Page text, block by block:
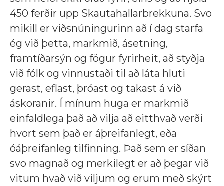
450 ferðir upp Skautahallarbrekkuna. Svo
mikill er viðsnúningurinn að í dag starfa
ég við þetta, markmið, ásetning,
framtíðarsýn og fögur fyrirheit, að styðja
við fólk og vinnustaði til að láta hluti
gerast, eflast, þróast og takast á við
áskoranir. Í mínum huga er markmið
einfaldlega það að vilja að eitthvað verði
hvort sem það er áþreifanlegt, eða
óáþreifanleg tilfinning. Það sem er síðan
svo magnað og merkilegt er að þegar við
vitum hvað við viljum og erum með skýrt